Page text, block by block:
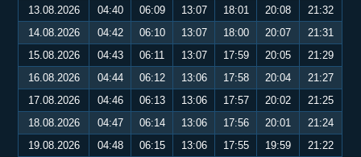
13.08.2026
04:40 06:09 13:07 18:01 20:08
21:32
14.08.2026
04:42 06:10 13:07 18:00 20:07
21:31
15.08.2026
04:43 06:11 13:07 17:59 20:05
21:29
16.08.2026
04:44 06:12 13:06 17:58 20:04
21:27
17.08.2026
04:46 06:13 13:06 17:57 20:02
21:25
18.08.2026
04:47 06:14 13:06 17:56 20:01
21:24
19.08.2026
04:48 06:15 13:06 17:55 19:59
21:22